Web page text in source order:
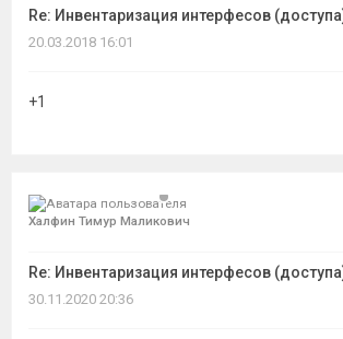
Re: Инвентаризация интерфесов
20.03.2018 16:01
+1
Халфин Тимур Маликович
Re: Инвентаризация интерфесов
30.11.2020 20:36